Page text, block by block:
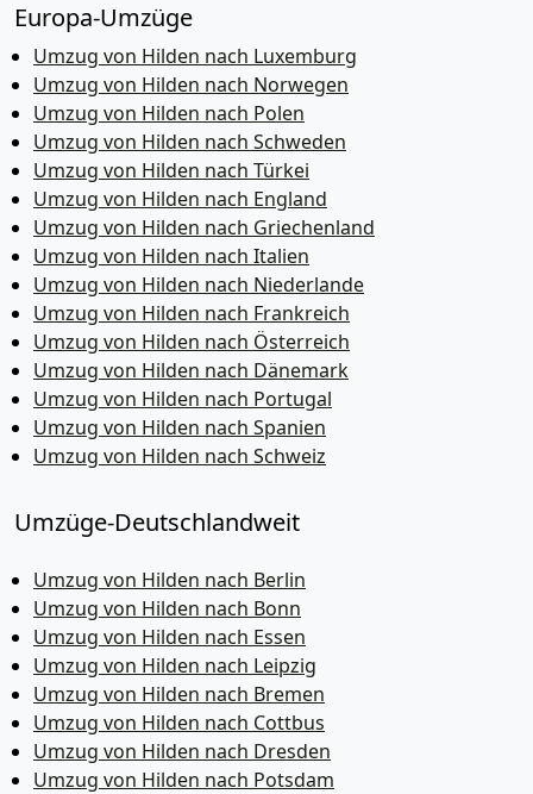
Europa-Umzüge
Umzug von Hilden nach Luxemburg
Umzug von Hilden nach Norwegen
Umzug von Hilden nach Polen
Umzug von Hilden nach Schweden
Umzug von Hilden nach Türkei
Umzug von Hilden nach England
Umzug von Hilden nach Griechenland
Umzug von Hilden nach Italien
Umzug von Hilden nach Niederlande
Umzug von Hilden nach Frankreich
Umzug von Hilden nach Österreich
Umzug von Hilden nach Dänemark
Umzug von Hilden nach Portugal
Umzug von Hilden nach Spanien
Umzug von Hilden nach Schweiz
Umzüge-Deutschlandweit
Umzug von Hilden nach Berlin
Umzug von Hilden nach Bonn
Umzug von Hilden nach Essen
Umzug von Hilden nach Leipzig
Umzug von Hilden nach Bremen
Umzug von Hilden nach Cottbus
Umzug von Hilden nach Dresden
Umzug von Hilden nach Potsdam